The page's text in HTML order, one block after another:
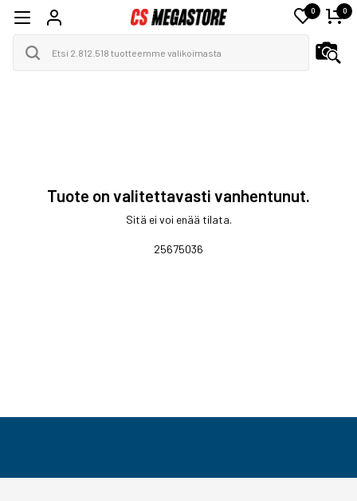
0 0
Tuote on valitettavasti vanhentunut.
Sitä ei voi enää tilata.
25675036